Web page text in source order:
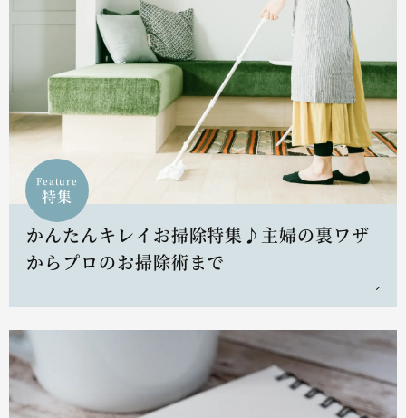
Feature
特集
かんたんキレイお掃除特集♪主婦の裏ワザ
からプロのお掃除術まで